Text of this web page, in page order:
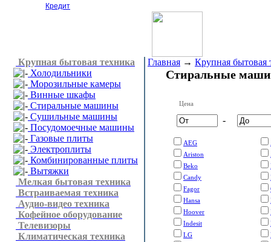
Кредит
Крупная бытовая техника
Холодильники
Морозильные камеры
Винные шкафы
Стиральные машины
Сушильные машины
Посудомоечные машины
Газовые плиты
Электроплиты
Комбинированные плиты
Вытяжки
Мелкая бытовая техника
Встраиваемая техника
Аудио-видео техника
Кофейное оборудование
Телевизоры
Климатическая техника
Главная → Крупная бытовая
Стиральные
Цена
-
AEG
Ariston
Beko
Candy
Fagor
Hansa
Hoover
Indesit
LG